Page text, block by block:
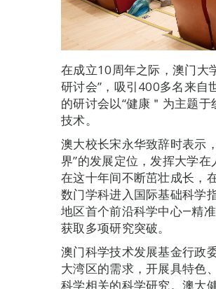
在成立10周年之际，澳门大
研讨会”，吸引400多名来自
的研讨会以“健康＂为主题
技术。
澳大校长宋永华致辞时表示
界”的发展定位，发挥大学
在这十年间不断茁壮成长，
数门学科进入国际基础科学
地区首个前沿科学中心―精
获取多项研究突破。
澳门科学技术发展基金行政
大湾区的需求，开展具特色
科学相关的科学研究。澳大